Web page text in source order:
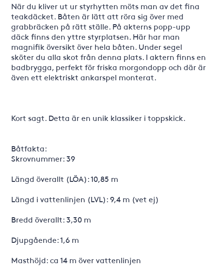
När du kliver ut ur styrhytten möts man av det fina
teakdäcket. Båten är lätt att röra sig över med
grabbräcken på rätt ställe. På akterns popp-upp
däck finns den yttre styrplatsen. Här har man
magnifik översikt över hela båten. Under segel
sköter du alla skot från denna plats. I aktern finns en
badbrygga, perfekt för friska morgondopp och där är
även ett elektriskt ankarspel monterat.
Kort sagt. Detta är en unik klassiker i toppskick.
Båtfakta:
Skrovnummer: 39
Längd överallt (LÖA): 10,85 m
Längd i vattenlinjen (LVL): 9,4 m (vet ej)
Bredd överallt: 3,30 m
Djupgående: 1,6 m
Masthöjd: ca 14 m över vattenlinjen